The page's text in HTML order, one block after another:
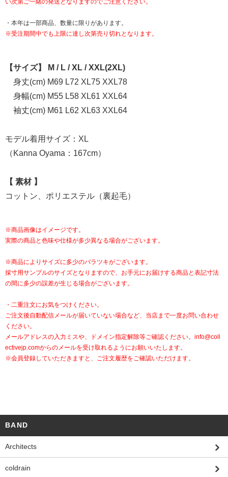
・本年は一部商品、数量に限りがあります。
※受注期間中でも上限に達し次第売り切れとなります。
【サイズ】 M / L / XL / XXL(2XL)
身丈(cm) M69 L72 XL75 XXL78
身幅(cm) M55 L58 XL61 XXL64
袖丈(cm) M61 L62 XL63 XXL64
モデル着用サイズ：XL
（Kanna Oyama：167cm）
【 素材 】
コットン、ポリエステル（裏起毛）
※商品画像はイメージです。
実際の商品と色味や仕様が多少異なる場合がございます。
※商品によりサイズに多少のバラツキがございます。
採寸用サンプルのサイズとなりますので、お手元にお届けする商品と表記寸法
の間に多少の誤差が生じる場合がございます。
・二重注文にお気をつけください。
ご注文後自動配信メールが届いていない場合など、当店まで一度お問い合わせ
ください。
メールアドレスの入力ミスや、ドメイン指定解除等ご確認ください。 info@coll
ectivejp.comからのメールを受け取れるようにお願いいたします。
※会員登録していただきますと、ご注文履歴をご確認いただけます。
BAND
Architects
coldrain